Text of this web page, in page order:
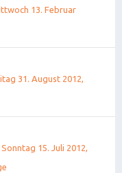
13. Februar
31. August 2012,
Sonntag 15. Juli 2012,